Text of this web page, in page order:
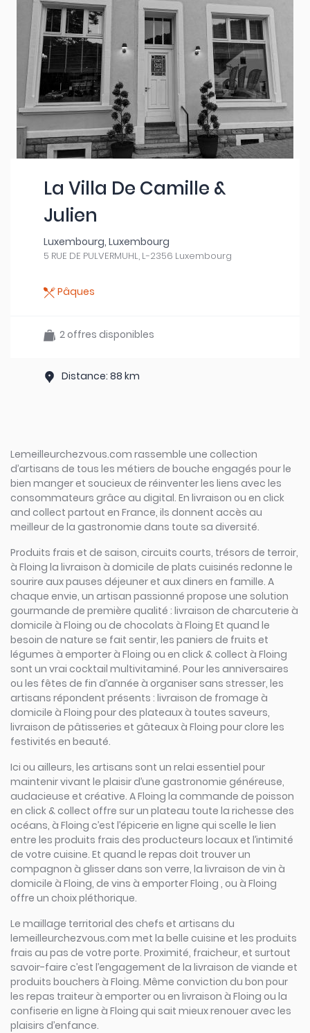
La Villa De Camille &
Julien
Luxembourg, Luxembourg
5 RUE DE PULVERMUHL, L-2356 Luxembourg
Pâques
2 offres disponibles
Distance: 88 km
Lemeilleurchezvous.com rassemble une collection
d’artisans de tous les métiers de bouche engagés pour le
bien manger et soucieux de réinventer les liens avec les
consommateurs grâce au digital. En livraison ou en click
and collect partout en France, ils donnent accès au
meilleur de la gastronomie dans toute sa diversité.
Produits frais et de saison, circuits courts, trésors de terroir,
à Floing la livraison à domicile de plats cuisinés redonne le
sourire aux pauses déjeuner et aux diners en famille. A
chaque envie, un artisan passionné propose une solution
gourmande de première qualité : livraison de charcuterie à
domicile à Floing ou de chocolats à Floing Et quand le
besoin de nature se fait sentir, les paniers de fruits et
légumes à emporter à Floing ou en click & collect à Floing
sont un vrai cocktail multivitaminé. Pour les anniversaires
ou les fêtes de fin d’année à organiser sans stresser, les
artisans répondent présents : livraison de fromage à
domicile à Floing pour des plateaux à toutes saveurs,
livraison de pâtisseries et gâteaux à Floing pour clore les
festivités en beauté.
Ici ou ailleurs, les artisans sont un relai essentiel pour
maintenir vivant le plaisir d’une gastronomie généreuse,
audacieuse et créative. A Floing la commande de poisson
en click & collect offre sur un plateau toute la richesse des
océans, à Floing c’est l’épicerie en ligne qui scelle le lien
entre les produits frais des producteurs locaux et l’intimité
de votre cuisine. Et quand le repas doit trouver un
compagnon à glisser dans son verre, la livraison de vin à
domicile à Floing, de vins à emporter Floing , ou à Floing
offre un choix pléthorique.
Le maillage territorial des chefs et artisans du
lemeilleurchezvous.com met la belle cuisine et les produits
frais au pas de votre porte. Proximité, fraicheur, et surtout
savoir-faire c’est l’engagement de la livraison de viande et
produits bouchers à Floing. Même conviction du bon pour
les repas traiteur à emporter ou en livraison à Floing ou la
confiserie en ligne à Floing qui sait mieux renouer avec les
plaisirs d’enfance.